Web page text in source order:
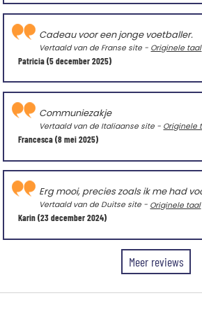
Patricia(5 december 2025)
Cadeau voor een jonge voetballer.
Vertaald van de Franse site - Originele taal
Francesca(8 mei 2025)
Communiezakje
Vertaald van de Italiaanse site - Originele
Karin(23 december 2024)
Erg mooi, precies zoals ik me had
Vertaald van de Duitse site - Originele taal
Meer reviews